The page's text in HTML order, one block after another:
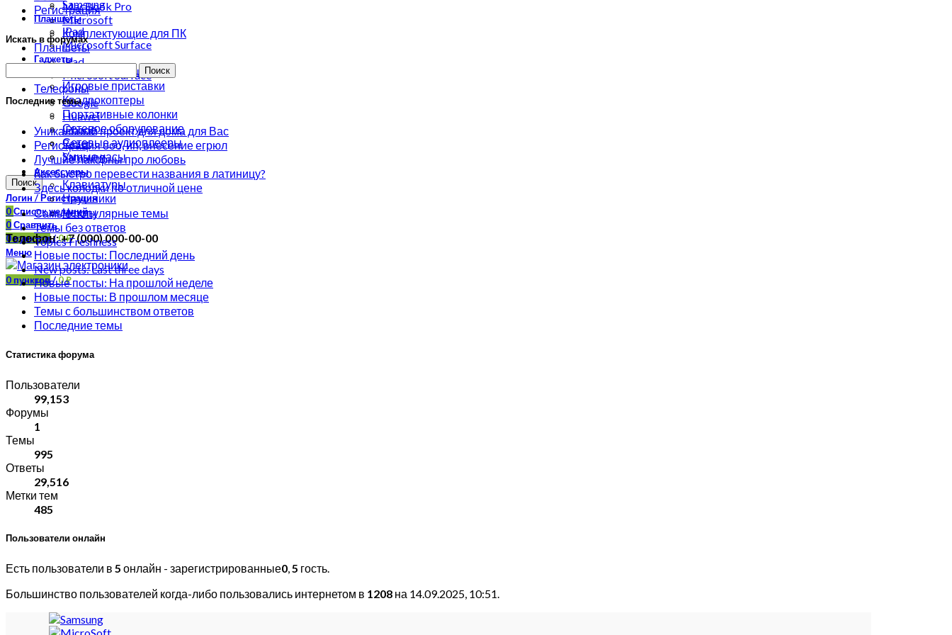
MacBook Pro
Microsoft
Комплектующие для ПК
Планшеты
iPad
Microsoft Surface
Телефоны
Google
Huawei
iPhone
Razer
Samsung
Поиск
Логин / Регистрация
0Список желаний
0Сравнить
0пунктов/0₽
Меню
0 пунктов/ 0₽
Samsung
Планшеты
iPad
Microsoft Surface
Гаджеты
Action-камеры
Игровые приставки
Квадрокоптеры
Портативные колонки
Сетевое оборудование
Сетевые аудиоплееры
Умные часы
Аксессуары
Клавиатуры
Наушники
Чехлы
Телефон: +7 (000) 000-00-00
Регистрация
Искать в форумах
Последние темы
Уникальный проект для дома для Вас
Регистрация ооо, ип, внесение егрюл
Лучшие лакорны про любовь
Как быстро перевести названия в латиницу?
Здесь колодки по отличной цене
Самые популярные темы
Темы без ответов
Topics Freshness
Новые посты: Последний день
New posts: Last three days
Новые посты: На прошлой неделе
Новые посты: В прошлом месяце
Темы с большинством ответов
Последние темы
Статистика форума
Пользователи
99,153
Форумы
1
Темы
995
Ответы
29,516
Метки тем
485
Пользователи онлайн
Есть пользователи в 5 онлайн - зарегистрированные0,5 гость.
Большинство пользователей когда-либо пользовались интернетом в 1208 на 14.09.2025, 10:51.